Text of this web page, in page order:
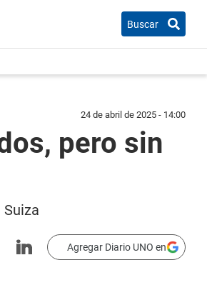
Buscar
24 de abril de 2025 - 14:00
pero sin
Agregar Diario UNO en